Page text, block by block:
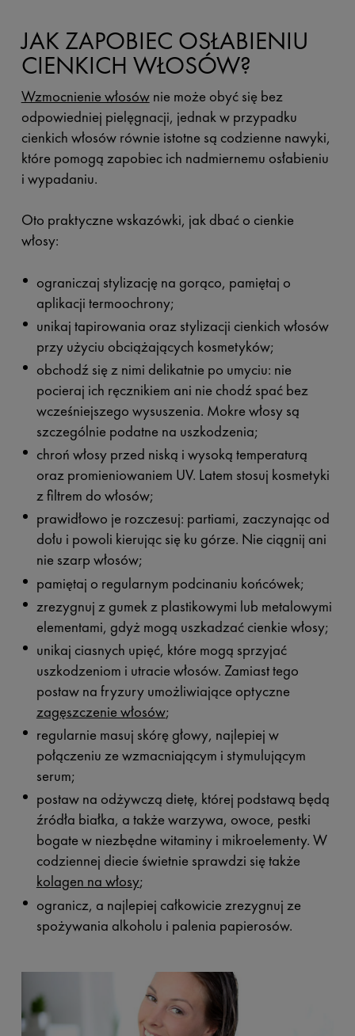
JAK ZAPOBIEC OSŁABIENIU
CIENKICH WŁOSÓW?
Wzmocnienie włosównie może obyć się bez
odpowiedniej pielęgnacji, jednak w przypadku
cienkich włosów równie istotne są codzienne nawyki,
które pomogą zapobiec ich nadmiernemu osłabieniu
i wypadaniu.
Oto praktyczne wskazówki, jak dbać o cienkie
włosy:
ograniczaj stylizację na gorąco, pamiętaj o
aplikacji termoochrony;
unikaj tapirowania oraz stylizacji cienkich włosów
przy użyciu obciążających kosmetyków;
obchodź się z nimi delikatnie po umyciu: nie
pocieraj ich ręcznikiem ani nie chodź spać bez
wcześniejszego wysuszenia. Mokre włosy są
szczególnie podatne na uszkodzenia;
chroń włosy przed niską i wysoką temperaturą
oraz promieniowaniem UV. Latem stosuj kosmetyki
z filtrem do włosów;
prawidłowo je rozczesuj: partiami, zaczynając od
dołu i powoli kierując się ku górze. Nie ciągnij ani
nie szarp włosów;
pamiętaj o regularnym podcinaniu końcówek;
zrezygnuj z gumek z plastikowymi lub metalowymi
elementami, gdyż mogą uszkadzać cienkie włosy;
unikaj ciasnych upięć, które mogą sprzyjać
uszkodzeniom i utracie włosów. Zamiast tego
postaw na fryzury umożliwiające optyczne
zagęszczenie włosów;
regularnie masuj skórę głowy, najlepiej w
połączeniu ze wzmacniającym i stymulującym
serum;
postaw na odżywczą dietę, której podstawą będą
źródła białka, a także warzywa, owoce, pestki
bogate w niezbędne witaminy i mikroelementy. W
codziennej diecie świetnie sprawdzi się także
kolagen na włosy;
ogranicz, a najlepiej całkowicie zrezygnuj ze
spożywania alkoholu i palenia papierosów.